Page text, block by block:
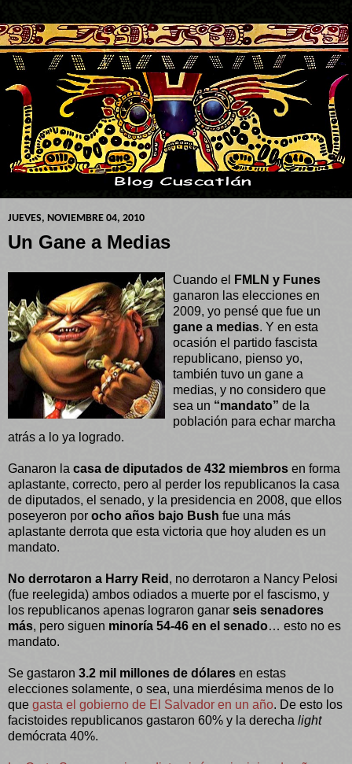
JUEVES, NOVIEMBRE 04, 2010
Un Gane a Medias
Cuando el
FMLN y Funes
ganaron las elecciones en
2009, yo pensé que fue un
gane a medias. Y en esta
ocasión el partido fascista
republicano, pienso yo,
también tuvo un gane a
medias, y no considero que
sea un “mandato” de la
población para echar marcha
atrás a lo ya logrado.
Ganaron la casa de diputados de 432 miembros en forma
aplastante, correcto, pero al perder los republicanos la casa
de diputados, el senado, y la presidencia en 2008, que ellos
poseyeron por ocho años bajo Bush fue una más
aplastante derrota que esta victoria que hoy aluden es un
mandato.
No derrotaron a Harry Reid , no derrotaron a Nancy Pelosi
(fue reelegida) ambos odiados a muerte por el fascismo, y
los republicanos apenas lograron ganar seis senadores
más, pero siguen minoría 54-46 en el senado… esto no es
mandato.
Se gastaron 3.2 mil millones de dólares en estas
elecciones solamente, o sea, una mierdésima menos de lo
que gasta el gobierno de El Salvador en un año. De esto los
facistoides republicanos gastaron 60% y la derecha light
demócrata 40%.